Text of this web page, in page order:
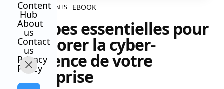
Content
Hub
About
us
Contact
us
Privacy
Policy
ALL CONTENTS EBOOK
5 étapes essentielles pour
améliorer la cyber-
résilience de votre
entreprise